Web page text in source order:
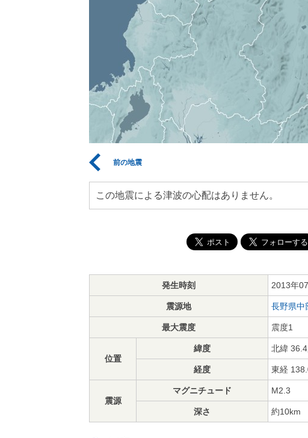
前の地震
この地震による津波の心配はありません。
発生時刻 2013年
震源地 長野県中
最大震度 震度1
位置
緯度 北緯
経度 東経
震源
マグニチュード M2.3
深さ 約10km